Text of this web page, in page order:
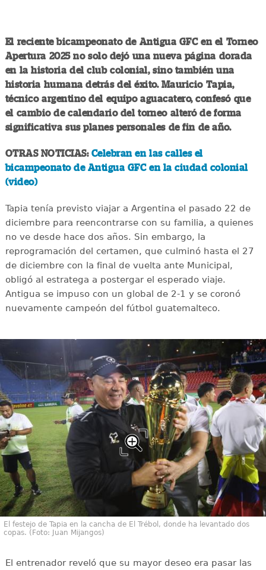
El reciente bicampeonato de Antigua GFC en el Torneo
Apertura 2025 no solo dejó una nueva página dorada
en la historia del club colonial, sino también una
historia humana detrás del éxito. Mauricio Tapia,
técnico argentino del equipo aguacatero, confesó que
el cambio de calendario del torneo alteró de forma
significativa sus planes personales de fin de año.
OTRAS NOTICIAS: Celebran en las calles el
bicampeonato de Antigua GFC en la ciudad colonial
(video)
Tapia tenía previsto viajar a Argentina el pasado 22 de
diciembre para reencontrarse con su familia, a quienes
no ve desde hace dos años. Sin embargo, la
reprogramación del certamen, que culminó hasta el 27
de diciembre con la final de vuelta ante Municipal,
obligó al estratega a postergar el esperado viaje.
Antigua se impuso con un global de 2-1 y se coronó
nuevamente campeón del fútbol guatemalteco.
El festejo de Tapia en la cancha de El Trébol, donde ha levantado dos
copas. (Foto: Juan Mijangos)
El entrenador reveló que su mayor deseo era pasar las